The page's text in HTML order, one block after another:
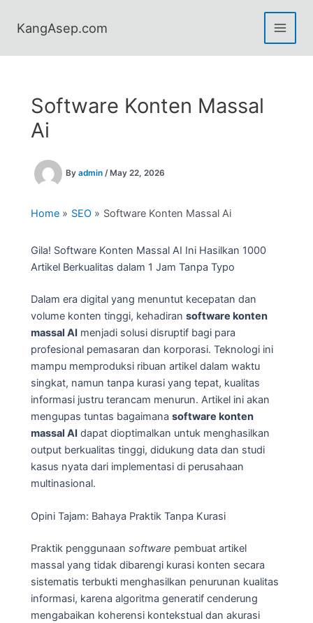
KangAsep.com
Software Konten Massal
Ai
By admin / May 22, 2026
Home SEO Software Konten Massal Ai
Gila! Software Konten Massal AI Ini Hasilkan 1000
Artikel Berkualitas dalam 1 Jam Tanpa Typo
Dalam era digital yang menuntut kecepatan dan
volume konten tinggi, kehadiran software konten
massal AI menjadi solusi disruptif bagi para
profesional pemasaran dan korporasi. Teknologi ini
mampu memproduksi ribuan artikel dalam waktu
singkat, namun tanpa kurasi yang tepat, kualitas
informasi justru terancam menurun. Artikel ini akan
mengupas tuntas bagaimana software konten
massal AI dapat dioptimalkan untuk menghasilkan
output berkualitas tinggi, didukung data dan studi
kasus nyata dari implementasi di perusahaan
multinasional.
Opini Tajam: Bahaya Praktik Tanpa Kurasi
Praktik penggunaan software pembuat artikel
massal yang tidak dibarengi kurasi konten secara
sistematis terbukti menghasilkan penurunan kualitas
informasi, karena algoritma generatif cenderung
mengabaikan koherensi kontekstual dan akurasi